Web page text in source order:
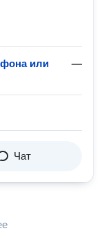
или
—
Чат